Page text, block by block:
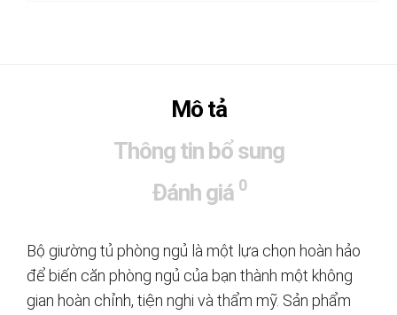
Mô tả
Thông tin bổ sung
Đánh giá 0
Bộ giường tủ phòng ngủ là một lựa chọn hoàn hảo
để biến căn phòng ngủ của bạn thành một không
gian hoàn chỉnh, tiện nghi và thẩm mỹ. Sản phẩm